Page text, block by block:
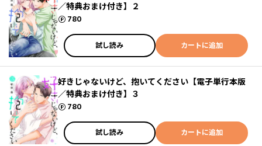
／特典おまけ付き】２
780
ポイント
試し読み カートに追加
好きじゃないけど、抱いてください【電子単行本版
／特典おまけ付き】３
780
ポイント
試し読み カートに追加